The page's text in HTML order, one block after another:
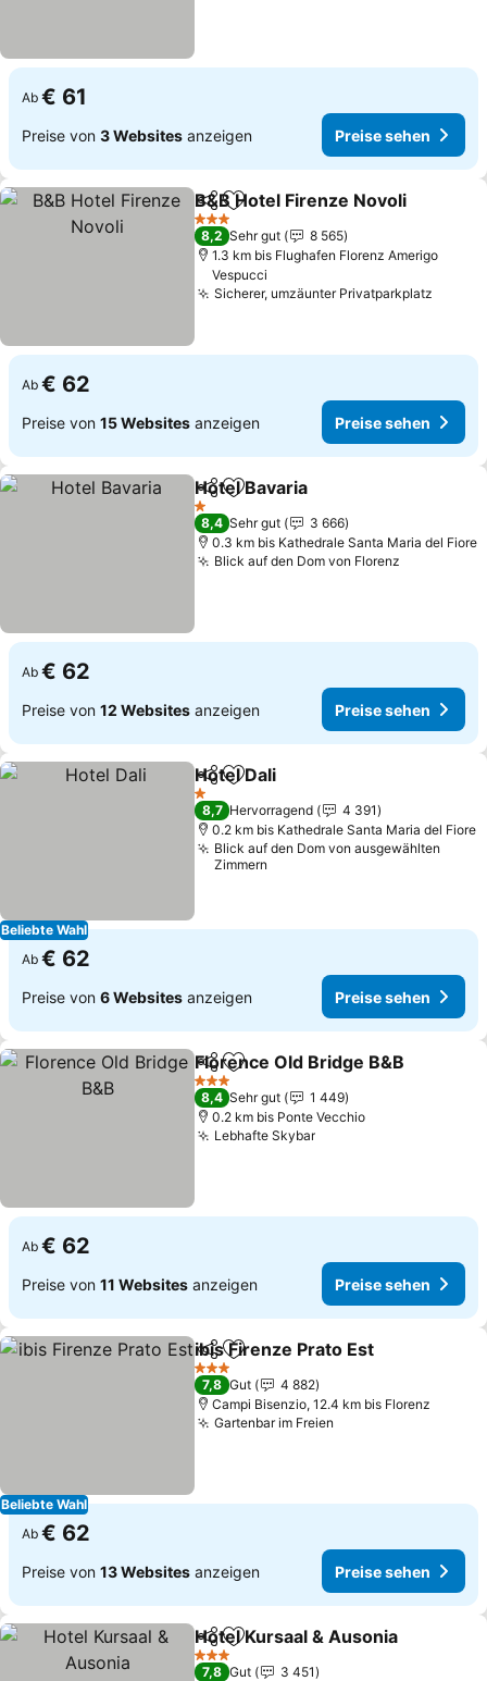
Ab € 61
Preise von 3 Websites anzeigen Preise sehen
TeilenZu Favoriten hinzufügen
B&B Hotel Firenze Novoli
3 Sterne
8,2 Sehr gut
8 565
1.3 km bis Flughafen Florenz Amerigo
Vespucci
Sicherer, umzäunter Privatparkplatz
Ab € 62
Preise von 15 Websites anzeigen Preise sehen
TeilenZu Favoriten hinzufügen
Hotel Bavaria
1 Sterne
8,4 Sehr gut
3 666
0.3 km bis Kathedrale Santa Maria del Fiore
Blick auf den Dom von Florenz
Ab € 62
Preise von 12 Websites anzeigen Preise sehen
Beliebte Wahl
TeilenZu Favoriten hinzufügen
Hotel Dali
1 Sterne
8,7 Hervorragend
4 391
0.2 km bis Kathedrale Santa Maria del Fiore
Blick auf den Dom von ausgewählten
Zimmern
Ab € 62
Preise von 6 Websites anzeigen Preise sehen
TeilenZu Favoriten hinzufügen
Florence Old Bridge B&B
3 Sterne
8,4 Sehr gut
1 449
0.2 km bis Ponte Vecchio
Lebhafte Skybar
Ab € 62
Preise von 11 Websites anzeigen Preise sehen
Beliebte Wahl
TeilenZu Favoriten hinzufügen
ibis Firenze Prato Est
3 Sterne
7,8 Gut
4 882
Campi Bisenzio, 12.4 km bis Florenz
Gartenbar im Freien
Ab € 62
Preise von 13 Websites anzeigen Preise sehen
TeilenZu Favoriten hinzufügen
Hotel Kursaal & Ausonia
3 Sterne
7,8 Gut
3 451